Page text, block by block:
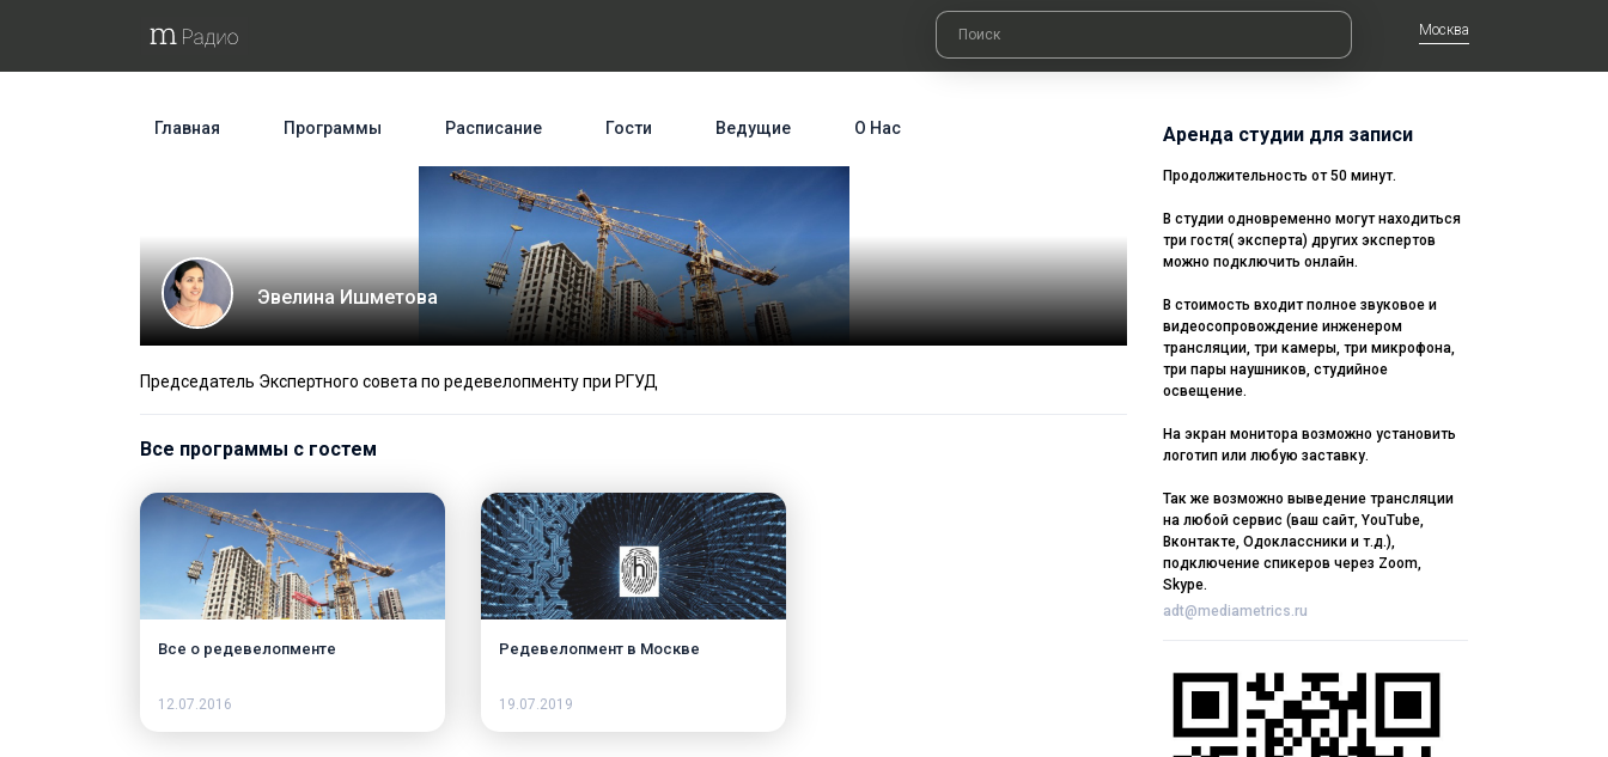
Москва
Главная Программы Расписание Гости Ведущие О Нас
Эвелина Ишметова
Председатель Экспертного совета по редевелопменту при РГУД
Все программы с гостем
Все о редевелопменте
12.07.2016
Редевелопмент в Москве
19.07.2019
Аренда студии для записи
Продолжительность от 50 минут.
В студии одновременно могут находиться
три гостя( эксперта) других экспертов
можно подключить онлайн.
В стоимость входит полное звуковое и
видеосопровождение инженером
трансляции, три камеры, три микрофона,
три пары наушников, студийное
освещение.
На экран монитора возможно установить
логотип или любую заставку.
Так же возможно выведение трансляции
на любой сервис (ваш сайт, YouTube,
Вконтакте, Одоклассники и т.д.),
подключение спикеров через Zoom,
Skype.
adt@mediametrics.ru